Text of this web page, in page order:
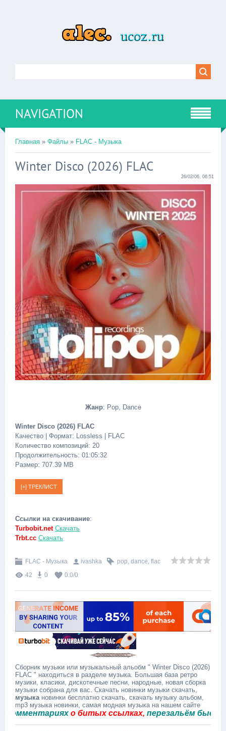
NAVIGATION
Главная » Файлы » FLAC - Музыка
Winter Disco (2026) FLAC
26/02/06, 06:51
Жанр: Pop, Dance
Winter Disco (2026) FLAC
Качество | Формат: Lossless | FLAC
Количество композиций: 20
Продолжительность: 01:05:32
Размер: 707.39 MB
Ссылки на скачивание:
Turbobit.net Скачать
Trbt.cc Скачать
FLAC - Музыка ivashka pop, dance, flac
42
0 0.0/0
Сборник музыки или музыкальный альобм " Winter Disco (2026)
FLAC " находиться в разделе музыка. Большая база ретро
музики, класики, дискотечные песни, народные, новая сборка
музыки собрана для вас. Скачать новинки музыки скачать,
музыкановинки бесплатно скачать, скачать музыку альбом,
mp3 музыка новинки, самая модная музыка на нашем сайте
о битых ссылках,перезальём быстро.